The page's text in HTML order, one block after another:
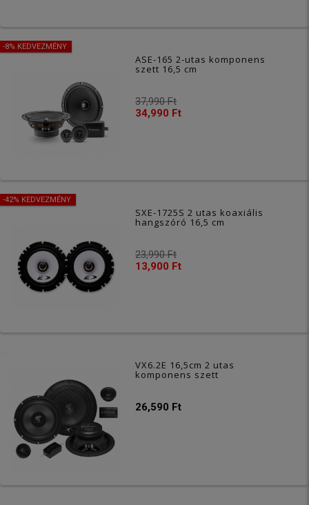
-8% KEDVEZMÉNY
ASE-165 2-utas komponens
szett 16,5 cm
37,990 Ft
34,990 Ft
-42% KEDVEZMÉNY
SXE-1725S 2 utas koaxiális
hangszóró 16,5 cm
23,990 Ft
13,900 Ft
VX6.2E 16,5cm 2 utas
komponens szett
26,590 Ft